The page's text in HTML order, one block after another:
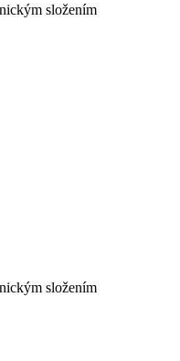
složením
složením